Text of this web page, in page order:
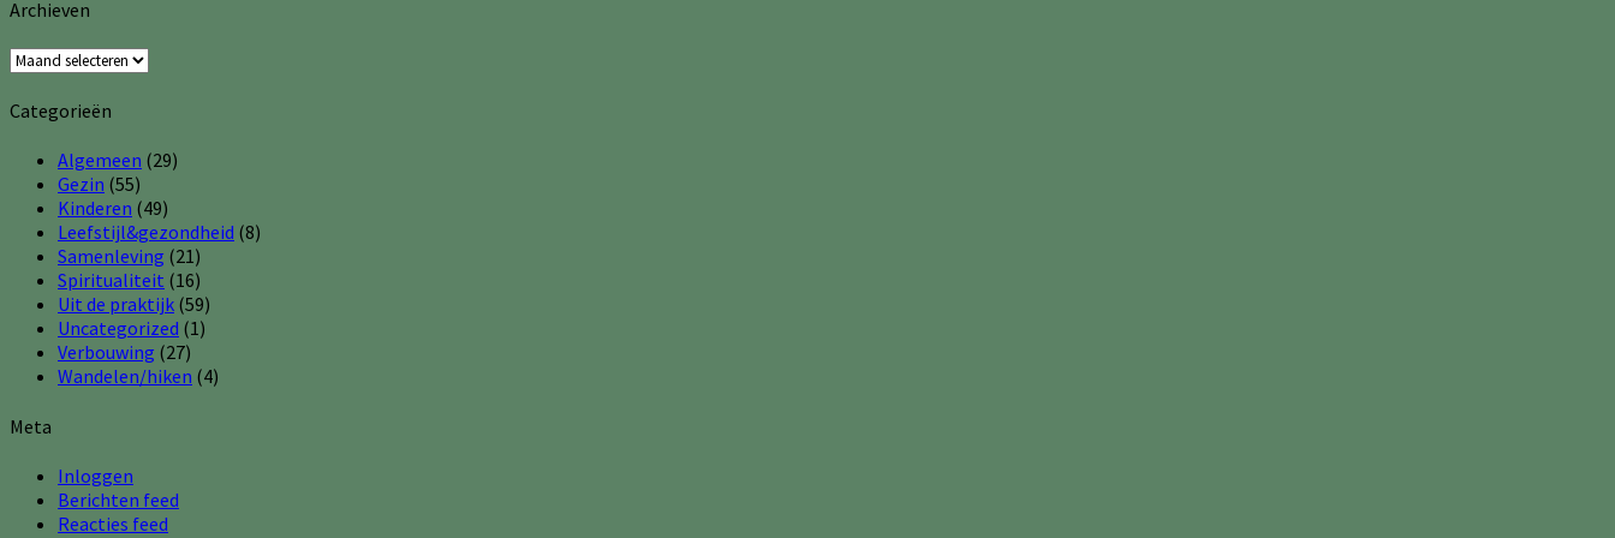
Archieven
Archieven
Categorieën
Algemeen (29)
Gezin (55)
Kinderen (49)
Leefstijl&gezondheid (8)
Samenleving (21)
Spiritualiteit (16)
Uit de praktijk (59)
Uncategorized (1)
Verbouwing (27)
Wandelen/hiken (4)
Meta
Inloggen
Berichten feed
Reacties feed